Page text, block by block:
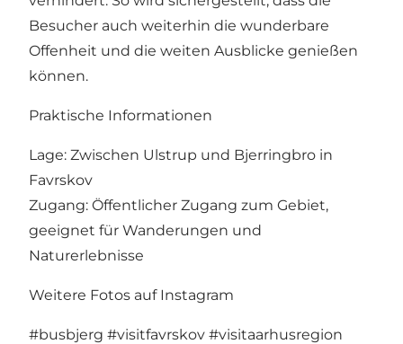
Besucher auch weiterhin die wunderbare
Offenheit und die weiten Ausblicke genießen
können.
Praktische Informationen
Lage: Zwischen Ulstrup und Bjerringbro in
Favrskov
Zugang: Öffentlicher Zugang zum Gebiet,
geeignet für Wanderungen und
Naturerlebnisse
Weitere Fotos auf Instagram
#busbjerg #visitfavrskov #visitaarhusregion